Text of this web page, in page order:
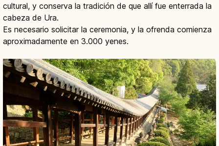
cultural, y conserva la tradición de que allí fue enterrada la
cabeza de Ura.
Es necesario solicitar la ceremonia, y la ofrenda comienza
aproximadamente en 3.000 yenes.